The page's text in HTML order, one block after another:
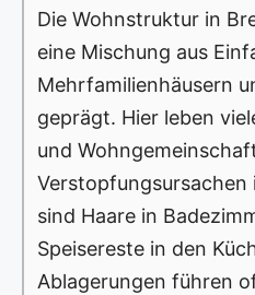
Die Wohnstruktur in
eine Mischung aus
Mehrfamilienhäusern
geprägt. Hier leben
und
Verstopfungsursachen
sind Haare in
Speisereste in den
Ablagerungen führen